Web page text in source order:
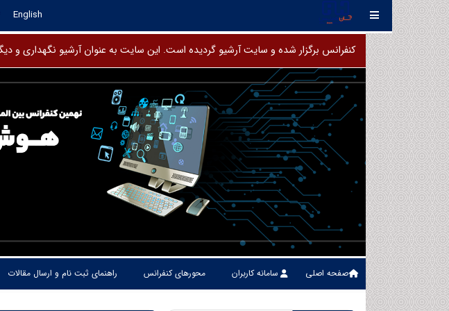
English
کنفرانس برگزار شده و سایت آرشیو گردیده است. این
صفحه اصلی سامانه کاربران محورهای کنفرانس راهنمای ثبت نام و ارسال مقالات